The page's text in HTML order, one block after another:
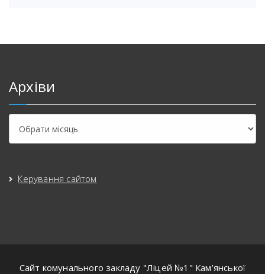
Архіви
Керування сайтом
Сайт комунального закладу "Ліцей №1" Кам’янської